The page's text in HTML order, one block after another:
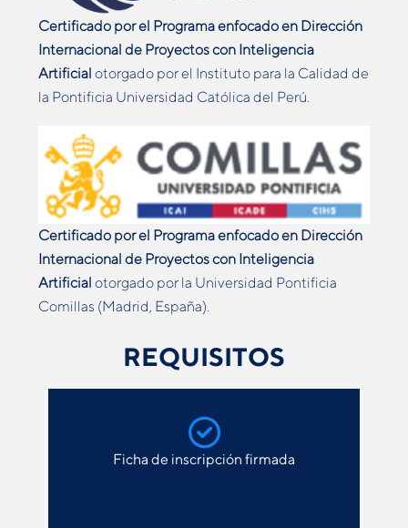
Certificado por el Programa enfocado en Dirección
Internacional de Proyectos con Inteligencia
Artificial otorgado por el Instituto para la Calidad de
la Pontificia Universidad Católica del Perú.
Certificado por el Programa enfocado en Dirección
Internacional de Proyectos con Inteligencia
Artificial otorgado por la Universidad Pontificia
Comillas (Madrid, España).
REQUISITOS
Ficha de inscripción firmada